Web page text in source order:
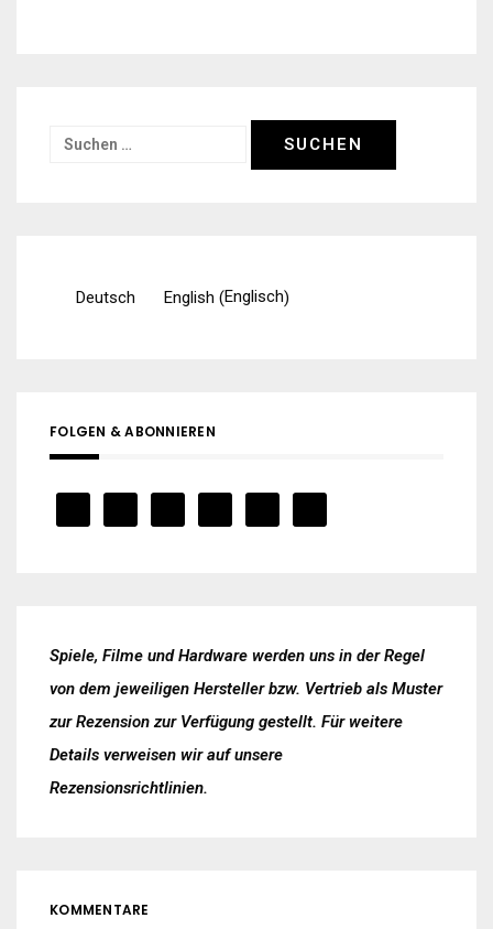
Suchen
Deutsch English (Englisch)
FOLGEN & ABONNIEREN
Spiele, Filme und Hardware werden uns in der Regel
von dem jeweiligen Hersteller bzw. Vertrieb als Muster
zur Rezension zur Verfügung gestellt. Für weitere
Details verweisen wir auf unsere
Rezensionsrichtlinien.
KOMMENTARE